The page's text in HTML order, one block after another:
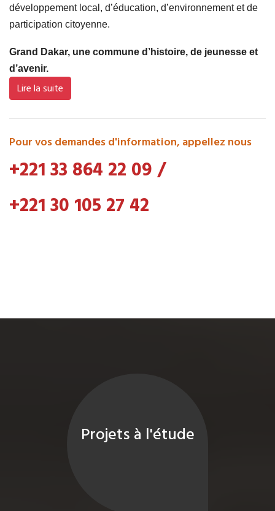
développement local, d’éducation, d’environnement et de
participation citoyenne.
Grand Dakar, une commune d’histoire, de jeunesse et
d’avenir.
Lire la suite
Pour vos demandes d'information, appellez nous
+221 33 864 22 09/
+221 30 105 27 42
Projets à l'étude